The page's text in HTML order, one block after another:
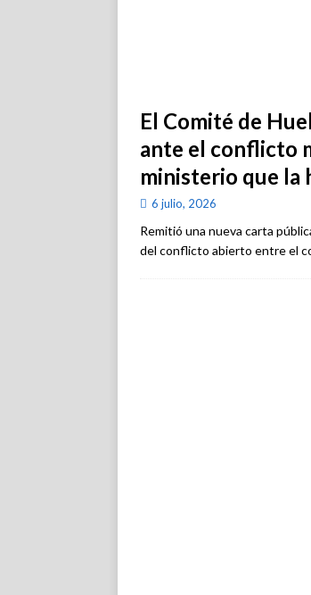
El Comité de
ante el conflicto
ministerio que la
6 julio, 2026
Remitió una nueva carta
del conflicto abierto entre el